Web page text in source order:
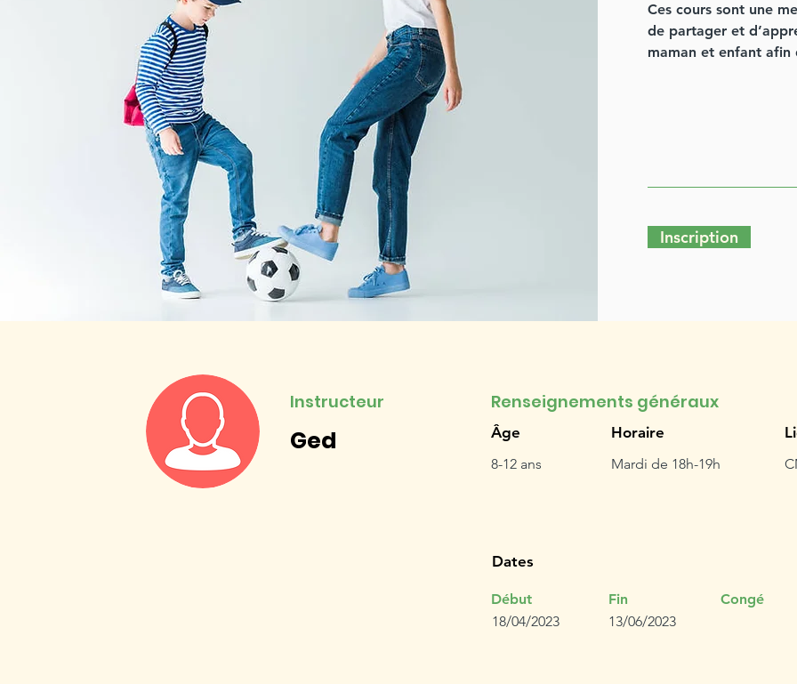
Ces cours sont une
de partager et
maman et enfant afin
Inscription
Instructeur
Ged
Renseignements généraux
Âge
8-12 ans
Horaire
Mardi de 18h-19h
Dates
Début
18/04/2023
Fin
13/06/2023
Congé